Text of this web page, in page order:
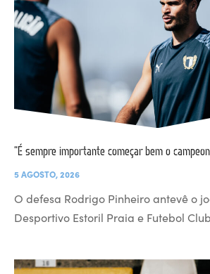
“É sempre importante começar bem o
5 AGOSTO, 2026
O defesa Rodrigo Pinheiro antevê o
Desportivo Estoril Praia e Futebol